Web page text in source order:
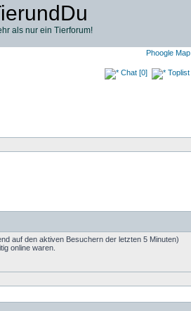
als nur ein Tierforum!
Phoogle Map
Chat [0] Toplist
auf den aktiven Besuchern der letzten 5 Minuten)
online waren.